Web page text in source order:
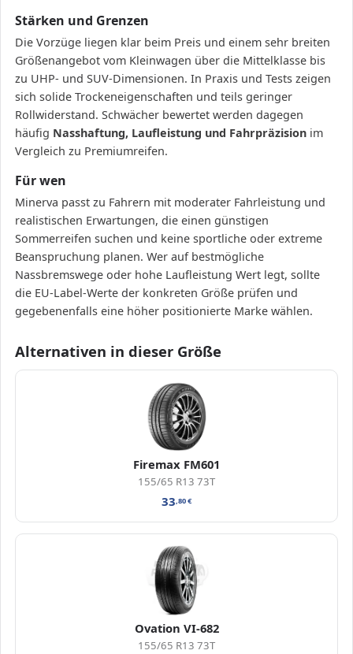
Stärken und Grenzen
Die Vorzüge liegen klar beim Preis und einem sehr breiten
Größenangebot vom Kleinwagen über die Mittelklasse bis
zu UHP- und SUV-Dimensionen. In Praxis und Tests zeigen
sich solide Trockeneigenschaften und teils geringer
Rollwiderstand. Schwächer bewertet werden dagegen
häufig Nasshaftung, Laufleistung und Fahrpräzision im
Vergleich zu Premiumreifen.
Für wen
Minerva passt zu Fahrern mit moderater Fahrleistung und
realistischen Erwartungen, die einen günstigen
Sommerreifen suchen und keine sportliche oder extreme
Beanspruchung planen. Wer auf bestmögliche
Nassbremswege oder hohe Laufleistung Wert legt, sollte
die EU-Label-Werte der konkreten Größe prüfen und
gegebenenfalls eine höher positionierte Marke wählen.
Alternativen in dieser Größe
Firemax FM601
155/65 R13 73T
33,80€
Ovation VI-682
155/65 R13 73T